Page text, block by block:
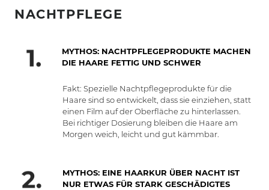
NACHTPFLEGE
MYTHOS: NACHTPFLEGEPRODUKTE MACHEN
DIE HAARE FETTIG UND SCHWER
Fakt: Spezielle Nachtpflegeprodukte für die
Haare sind so entwickelt, dass sie einziehen, statt
einen Film auf der Oberfläche zu hinterlassen.
Bei richtiger Dosierung bleiben die Haare am
Morgen weich, leicht und gut kämmbar.
MYTHOS: EINE HAARKUR ÜBER NACHT IST
NUR ETWAS FÜR STARK GESCHÄDIGTES